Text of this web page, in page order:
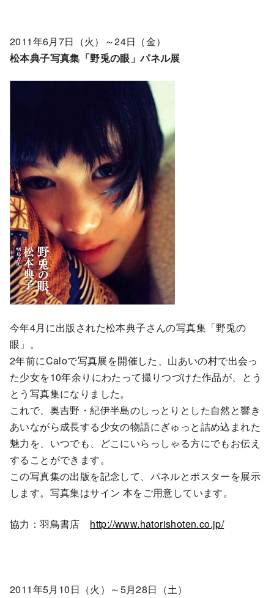
2011年6月7日（火）～24日（金）
松本典子写真集「野兎の眼」パネル展
今年4月に出版された松本典子さんの写真集「野兎の
眼」。
2年前にCaloで写真展を開催した、山あいの村で出会っ
た少女を10年余りにわたって撮りつづけた作品が、とう
とう写真集になりました。
これで、奥吉野・紀伊半島のしっとりとした自然と響き
あいながら成長する少女の物語にぎゅっと詰め込まれた
魅力を、いつでも、どこにいらっしゃる方にでもお伝え
することができます。
この写真集の出版を記念して、パネルとポスターを展示
します。写真集はサイン 本をご用意しています。
協力：羽鳥書店 http://www.hatorishoten.co.jp/
2011年5月10日（火）～5月28日（土）